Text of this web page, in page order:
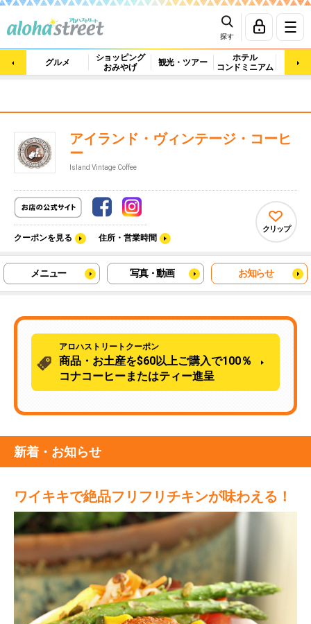
探す
グルメ
ショッピング
おみやげ
観光・ツアー
ホテル
コンドミニアム
マッ
アイランド・ヴィンテージ・コーヒ
ー
Island Vintage Coffee
クーポンを見る 住所・営業時間
クリップ
メニュー 写真・動画 お知らせ
アロハストリートクーポン
商品・お土産を$60以上ご購入で100％
コナコーヒーまたはティー進呈
新着・お知らせ
ワイキキで絶品フリフリチキンが味わえる！